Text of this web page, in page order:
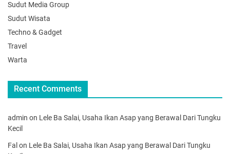
Sudut Media Group
Sudut Wisata
Techno & Gadget
Travel
Warta
Recent Comments
admin on Lele Ba Salai, Usaha Ikan Asap yang Berawal Dari Tungku
Kecil
Fal on Lele Ba Salai, Usaha Ikan Asap yang Berawal Dari Tungku